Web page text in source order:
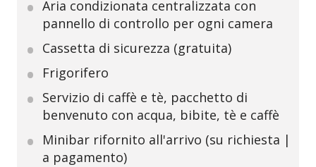
Aria condizionata centralizzata con
pannello di controllo per ogni camera
Cassetta di sicurezza (gratuita)
Frigorifero
Servizio di caffè e tè, pacchetto di
benvenuto con acqua, bibite, tè e caffè
Minibar rifornito all'arrivo (su richiesta |
a pagamento)